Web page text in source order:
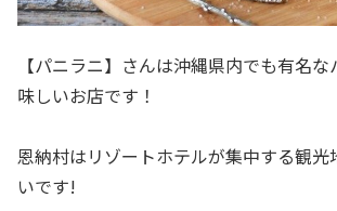
【パニラニ】さんは沖縄県内でも有名
味しいお店です！
恩納村はリゾートホテルが集中する観光
いです!